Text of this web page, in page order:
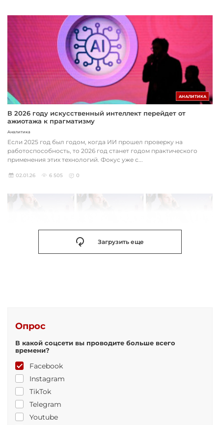
АНАЛИТИКА
В 2026 году искусственный интеллект перейдет от
ажиотажа к прагматизму
Аналитика
Если 2025 год был годом, когда ИИ прошел проверку на
работоспособность, то 2026 год станет годом практического
применения этих технологий. Фокус уже с...
02.01.26 6 505 0
Загрузить еще
Опрос
В какой соцсети вы проводите больше всего
времени?
Facebook
Instagram
TikTok
Telegram
Youtube